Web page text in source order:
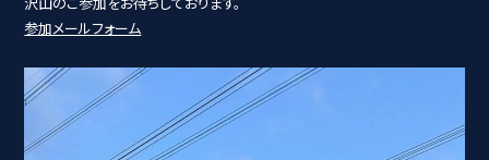
参加メールフォーム